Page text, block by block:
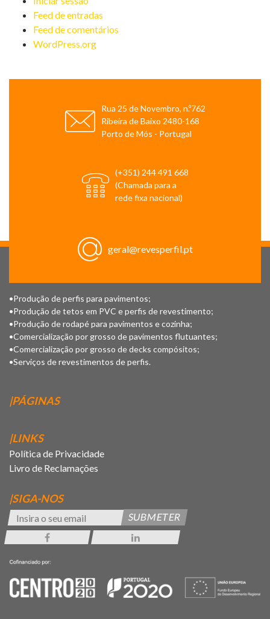
Feed de entradas
Feed de comentários
WordPress.org
Rua 25 de Novembro, n.º762
Ribeira de Baixo 2480-168
Porto de Mós - Portugal
(+351) 244 491 668
(Chamada para a
rede fixa nacional)
geral@revesperfil.pt
•Produção de perfis para pavimentos;
•Produção de tetos em PVC e perfis de revestimento;
•Produção de rodapé para pavimentos e cozinha;
•Comercialização por grosso de pavimentos flutuantes;
•Comercialização por grosso de decks compósitos;
•Serviços de revestimentos de perfis.
|PÁGINAS
|LINKS
Política de Privacidade
Livro de Reclamações
|SIGA-NOS
SUBMETER